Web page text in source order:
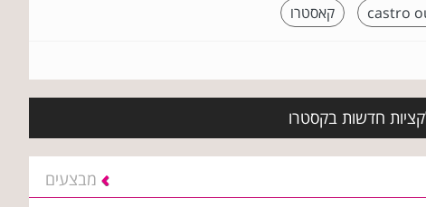
castro קאסטרו
חדשות בקסטרו
מבצעים